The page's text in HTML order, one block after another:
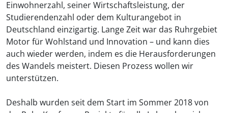
Einwohnerzahl, seiner Wirtschaftsleistung, der
Studierendenzahl oder dem Kulturangebot in
Deutschland einzigartig. Lange Zeit war das Ruhrgebiet
Motor für Wohlstand und Innovation – und kann dies
auch wieder werden, indem es die Herausforderungen
des Wandels meistert. Diesen Prozess wollen wir
unterstützen.
Deshalb wurden seit dem Start im Sommer 2018 von